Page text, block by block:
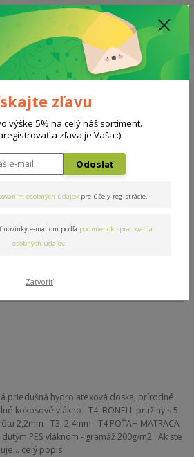
POSTELE ZA 400€ - CENA MATRACU A ROŠTU
LEHOTA JE AKTUÁLNE 10-15 PRACOVNÝCH
Menu
18 hod.
0
bio hydrolatex T3 120x200cm
hydrolatex T3
priedušná hydrolatexová doska; prírodné
kokosové vlákno - T4; BONELL pružiny s 5
2,2mm - T3, 2,4mm - T4 POŤAH MATRACA
dutým PES vláknom - gramáž 200g/m2 Ak ste
celý popis
zľavu
výške 5% na celý náš sortiment.
a zľava je Vaša :)
Odoslať
osobných údajov pre účely registrácie.
novinky e-mailom podľa podmienok spracovania
osobných údajov.
Zatvoriť